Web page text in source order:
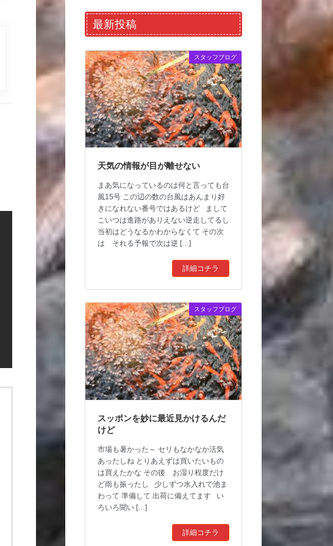
最新投稿
スタッフブログ
天気の情報が目が離せない
まあ気になっているのは何と言っても台
風15号 この辺の数の台風はあんまり好
きになれない番号ではあるけど まして
こいつは進路がありえない逆走してるし
当初はどうなるかわからなくて その次
は それる予報で次は逆 […]
詳細コチラ
スタッフブログ
スッポンを妙に最近見かけるんだ
けど
市場も暑かった～ セリもなかなか活気
あったしね とりあえずは買いたいもの
は買えたかな その後 お湿り程度だけ
ど雨も振ったし 少しずつ水入れで池ま
わって 準備して 出荷に備えてます い
ろいろ聞い […]
詳細コチラ